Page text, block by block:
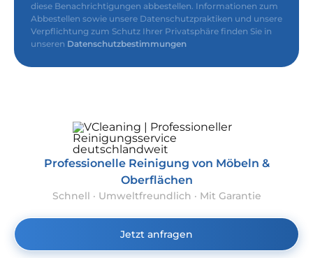
diese Benachrichtigungen abbestellen. Informationen zum
Abbestellen sowie unsere Datenschutzpraktiken und unsere
Verpflichtung zum Schutz Ihrer Privatsphäre finden Sie in
unseren Datenschutzbestimmungen
Professionelle Reinigung von Möbeln &
Oberflächen
Schnell · Umweltfreundlich · Mit Garantie
Jetzt anfragen